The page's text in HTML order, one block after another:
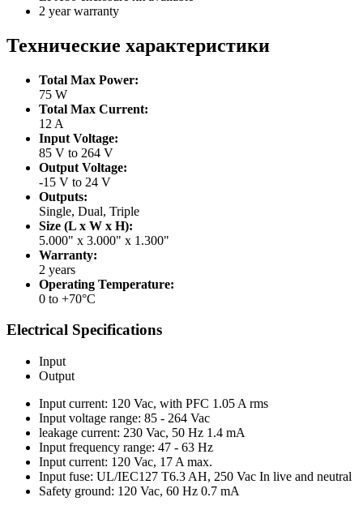
2 year warranty
Технические характеристики
Total Max Power:
75 W
Total Max Current:
12 A
Input Voltage:
85 V to 264 V
Output Voltage:
-15 V to 24 V
Outputs:
Single, Dual, Triple
Size (L x W x H):
5.000" x 3.000" x 1.300"
Warranty:
2 years
Operating Temperature:
0 to +70°C
Electrical Specifications
Input
Output
Input current: 120 Vac, with PFC 1.05 A rms
Input voltage range: 85 - 264 Vac
leakage current: 230 Vac, 50 Hz 1.4 mA
Input frequency range: 47 - 63 Hz
Input current: 120 Vac, 17 A max.
Input fuse: UL/IEC127 T6.3 AH, 250 Vac In live and neutral
Safety ground: 120 Vac, 60 Hz 0.7 mA